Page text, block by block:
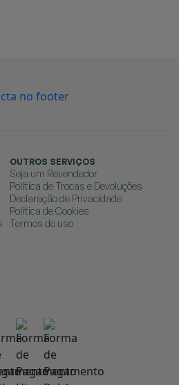
OUTROS SERVIÇOS
Seja um Revendedor
Política de Trocas e Devoluções
Declaração de Privacidade
Política de Cookies
Termos de uso